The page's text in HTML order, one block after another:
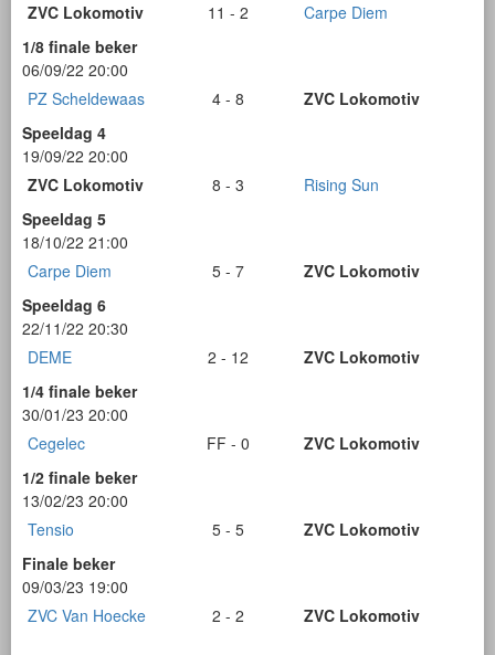
ZVC Lokomotiv
11 - 2
Carpe Diem
1/8 finale beker
06/09/22 20:00
PZ Scheldewaas
4 - 8
ZVC Lokomotiv
Speeldag 4
19/09/22 20:00
ZVC Lokomotiv
8 - 3
Rising Sun
Speeldag 5
18/10/22 21:00
Carpe Diem
5 - 7
ZVC Lokomotiv
Speeldag 6
22/11/22 20:30
DEME
2 - 12
ZVC Lokomotiv
1/4 finale beker
30/01/23 20:00
Cegelec
FF - 0
ZVC Lokomotiv
1/2 finale beker
13/02/23 20:00
Tensio
5 - 5
ZVC Lokomotiv
Finale beker
09/03/23 19:00
ZVC Van Hoecke
2 - 2 ZVC Lokomotiv